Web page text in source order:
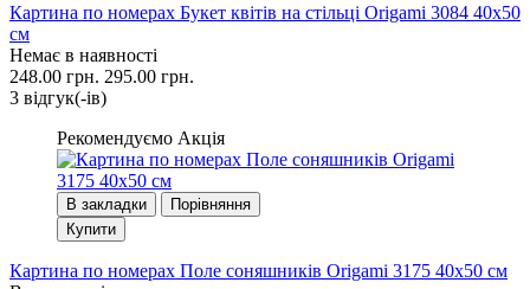
Картина по номерах Букет квітів на стільці Origami 3084 40x50
см
Немає в наявності
248.00 грн. 295.00 грн.
3 вiдгук(-iв)
Рекомендуємо Акція
В закладки
Порівняння
Купити
Картина по номерах Поле соняшників Origami 3175 40x50 см